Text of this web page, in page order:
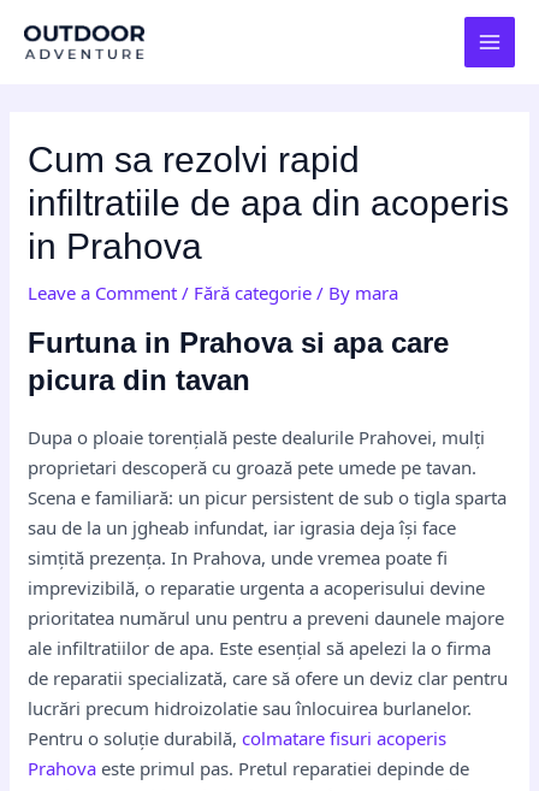
Cum sa rezolvi rapid
infiltratiile de apa din acoperis
in Prahova
Leave a Comment / Fără categorie / By mara
Furtuna in Prahova si apa care
picura din tavan
Dupa o ploaie torențială peste dealurile Prahovei, mulți
proprietari descoperă cu groază pete umede pe tavan.
Scena e familiară: un picur persistent de sub o tigla sparta
sau de la un jgheab infundat, iar igrasia deja își face
simțită prezența. In Prahova, unde vremea poate fi
imprevizibilă, o reparatie urgenta a acoperisului devine
prioritatea numărul unu pentru a preveni daunele majore
ale infiltratiilor de apa. Este esențial să apelezi la o firma
de reparatii specializată, care să ofere un deviz clar pentru
lucrări precum hidroizolatie sau înlocuirea burlanelor.
Pentru o soluție durabilă,colmatare fisuri acoperis
Prahova este primul pas. Pretul reparatiei depinde de
navigation